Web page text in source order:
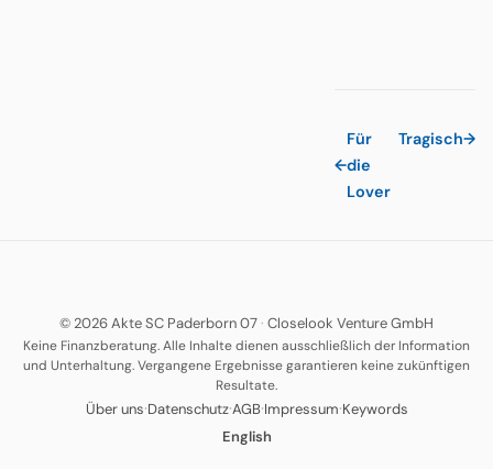
←
Für
die
Lover
Tragisch→
© 2026 Akte SC Paderborn 07· Closelook Venture GmbH
Keine Finanzberatung. Alle Inhalte dienen ausschließlich der Information
und Unterhaltung. Vergangene Ergebnisse garantieren keine zukünftigen
Resultate.
Über uns·Datenschutz·AGB·Impressum·Keywords
English